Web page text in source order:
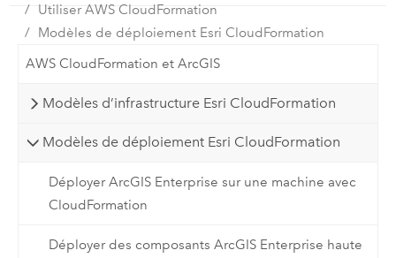
Utiliser AWS CloudFormation
Modèles de déploiement Esri CloudFormation
AWS CloudFormation et ArcGIS
Modèles d’infrastructure Esri CloudFormation
Modèles de déploiement Esri CloudFormation
Déployer ArcGIS Enterprise sur une machine avec
CloudFormation
Déployer des composants ArcGIS Enterprise haute